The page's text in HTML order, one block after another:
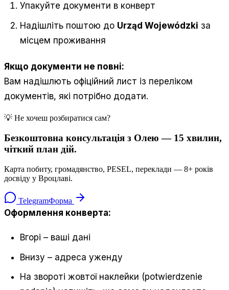
Упакуйте документи в конверт
Надішліть поштою до Urząd Wojewódzki за
місцем проживання
Якщо документи не повні:
Вам надішлють офіційний лист із переліком
документів, які потрібно додати.
💡 Не хочеш розбиратися сам?
Безкоштовна консультація з Олею — 15 хвилин,
чіткий план дій.
Карта побиту, громадянство, PESEL, переклади — 8+ років
досвіду у Вроцлаві.
TelegramФорма
Оформлення конверта:
Вгорі – ваші дані
Внизу – адреса уженду
На звороті жовтої наклейки (potwierdzenie